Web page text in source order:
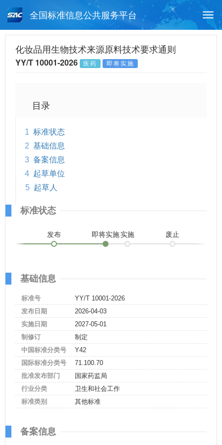
全国标准信息公共服务平台
月报查询 标准公告查询
化妆品用生物技术来源原料技术要求通则
YY/T 10001-2026 医药 即将实施
目录
1 标准状态
2 基础信息
3 备案信息
4 起草单位
5 起草人
标准状态
发布 即将实施实施 废止
基础信息
标准号
YY/T 10001-2026
发布日期
2026-04-03
实施日期
2027-05-01
制修订
制定
中国标准分类号
Y42
国际标准分类号
71.100.70
批准发布部门
国家药监局
行业分类
卫生和社会工作
标准类别
其他标准
备案信息